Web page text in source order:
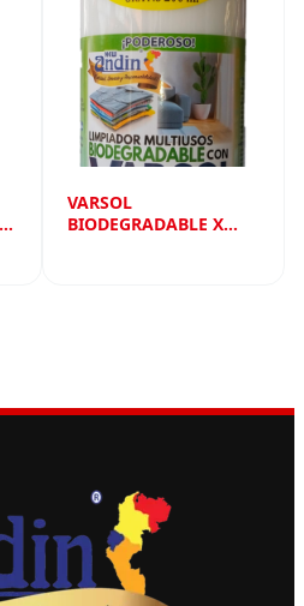
VARSOL
BIODEGRADABLE X